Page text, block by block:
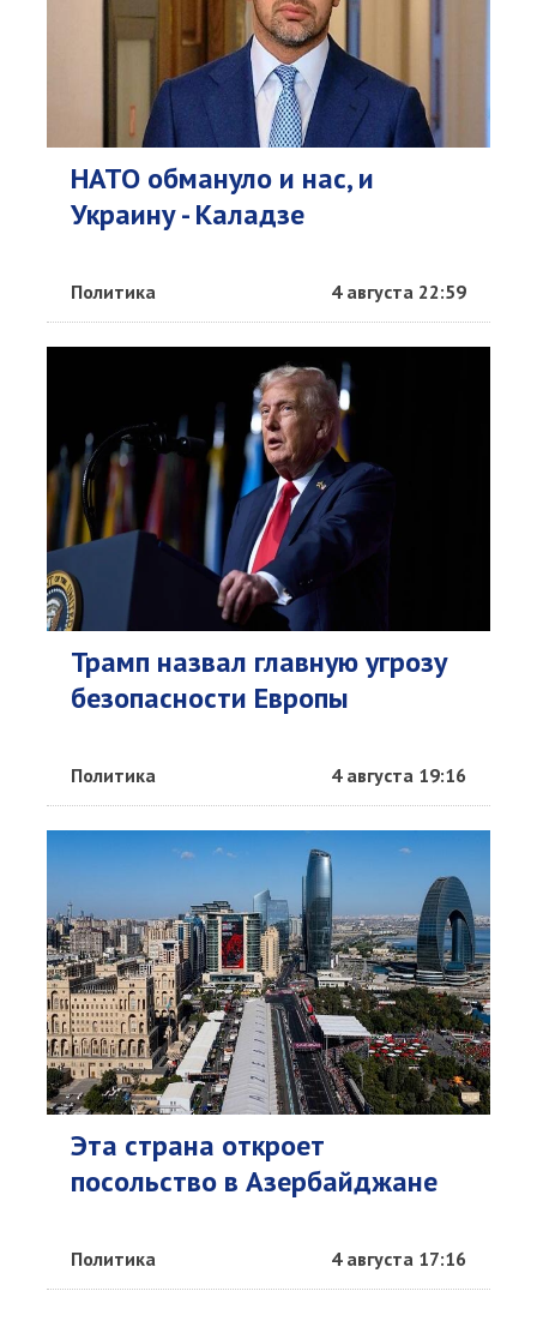
НАТО обмануло и нас, и
Украину - Каладзе
Политика 4 августа 22:59
Трамп назвал главную угрозу
безопасности Европы
Политика 4 августа 19:16
Эта страна откроет
посольство в Азербайджане
Политика 4 августа 17:16